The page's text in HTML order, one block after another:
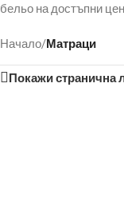
бельо на достъпни
Начало/Матраци
Покажи странична